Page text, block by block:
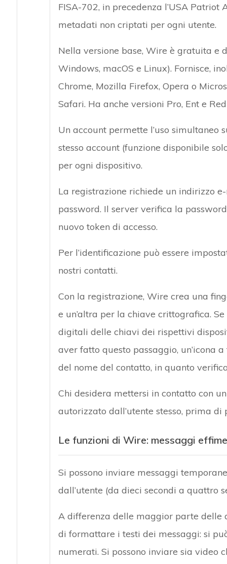
FISA-702, in precedenza l’USA
metadati non criptati per ogni utente.
Nella versione base, Wire è gratuita e
Windows, macOS e Linux). Fornisce,
Chrome, Mozilla Firefox, Opera o
Safari. Ha anche versioni Pro, Ent e
Un account permette l’uso
stesso account (funzione disponibile
per ogni dispositivo.
La registrazione richiede un indirizzo
password. Il server verifica la
nuovo token di accesso.
Per l’identificazione può essere
nostri contatti.
Con la registrazione, Wire crea una
e un’altra per la chiave crittografica.
digitali delle chiavi dei rispettivi
aver fatto questo passaggio, un’icona
del nome del contatto, in quanto
Chi desidera mettersi in contatto con
autorizzato dall’utente stesso, prima
Le funzioni di Wire: messaggi
Si possono inviare messaggi
dall’utente (da dieci secondi a quattro
A differenza delle maggior parte delle
di formattare i testi dei messaggi: si
numerati. Si possono inviare sia video